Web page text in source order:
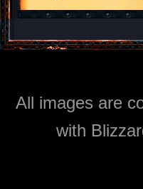
All images are
with